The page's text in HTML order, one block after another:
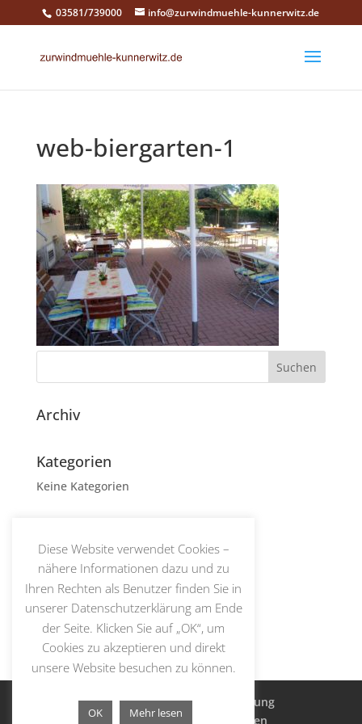
03581/739000 info@zurwindmuehle-kunnerwitz.de
web-biergarten-1
Archiv
Kategorien
Keine Kategorien
Anmelden
Eintrags-Feed
Kommentar-Feed
WordPress.org
Impressum
Datenschutzerklärung
Allgemeine Geschäftsbedingungen
Diese Website verwendet Cookies –
nähere Informationen dazu und zu
Ihren Rechten als Benutzer finden Sie in
unserer Datenschutzerklärung am Ende
der Seite. Klicken Sie auf „OK“, um
Cookies zu akzeptieren und direkt
unsere Website besuchen zu können.
OK Mehr lesen